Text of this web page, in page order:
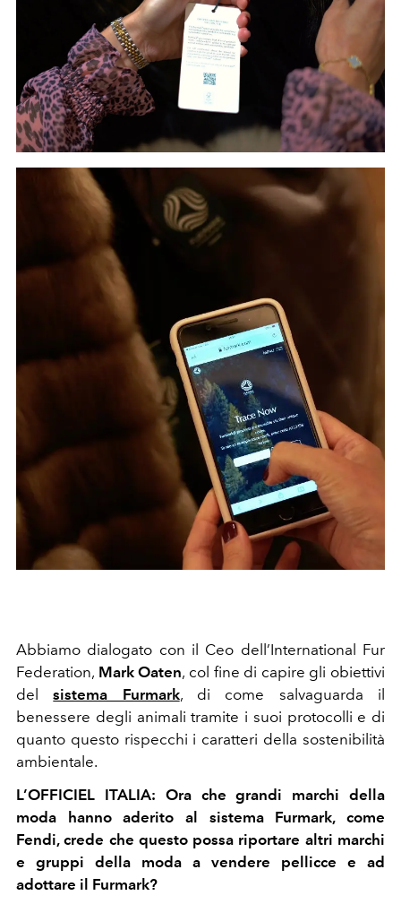
Abbiamo dialogato con il Ceo dell’International Fur
Federation, Mark Oaten, col fine di capire gli obiettivi
delsistema Furmark, di come salvaguarda il
benessere degli animali tramite i suoi protocolli e di
quanto questo rispecchi i caratteri della sostenibilità
ambientale.
L’OFFICIEL ITALIA: Ora che grandi marchi della
moda hanno aderito al sistema Furmark, come
Fendi, crede che questo possa riportare altri marchi
e gruppi della moda a vendere pellicce e ad
adottare il Furmark?